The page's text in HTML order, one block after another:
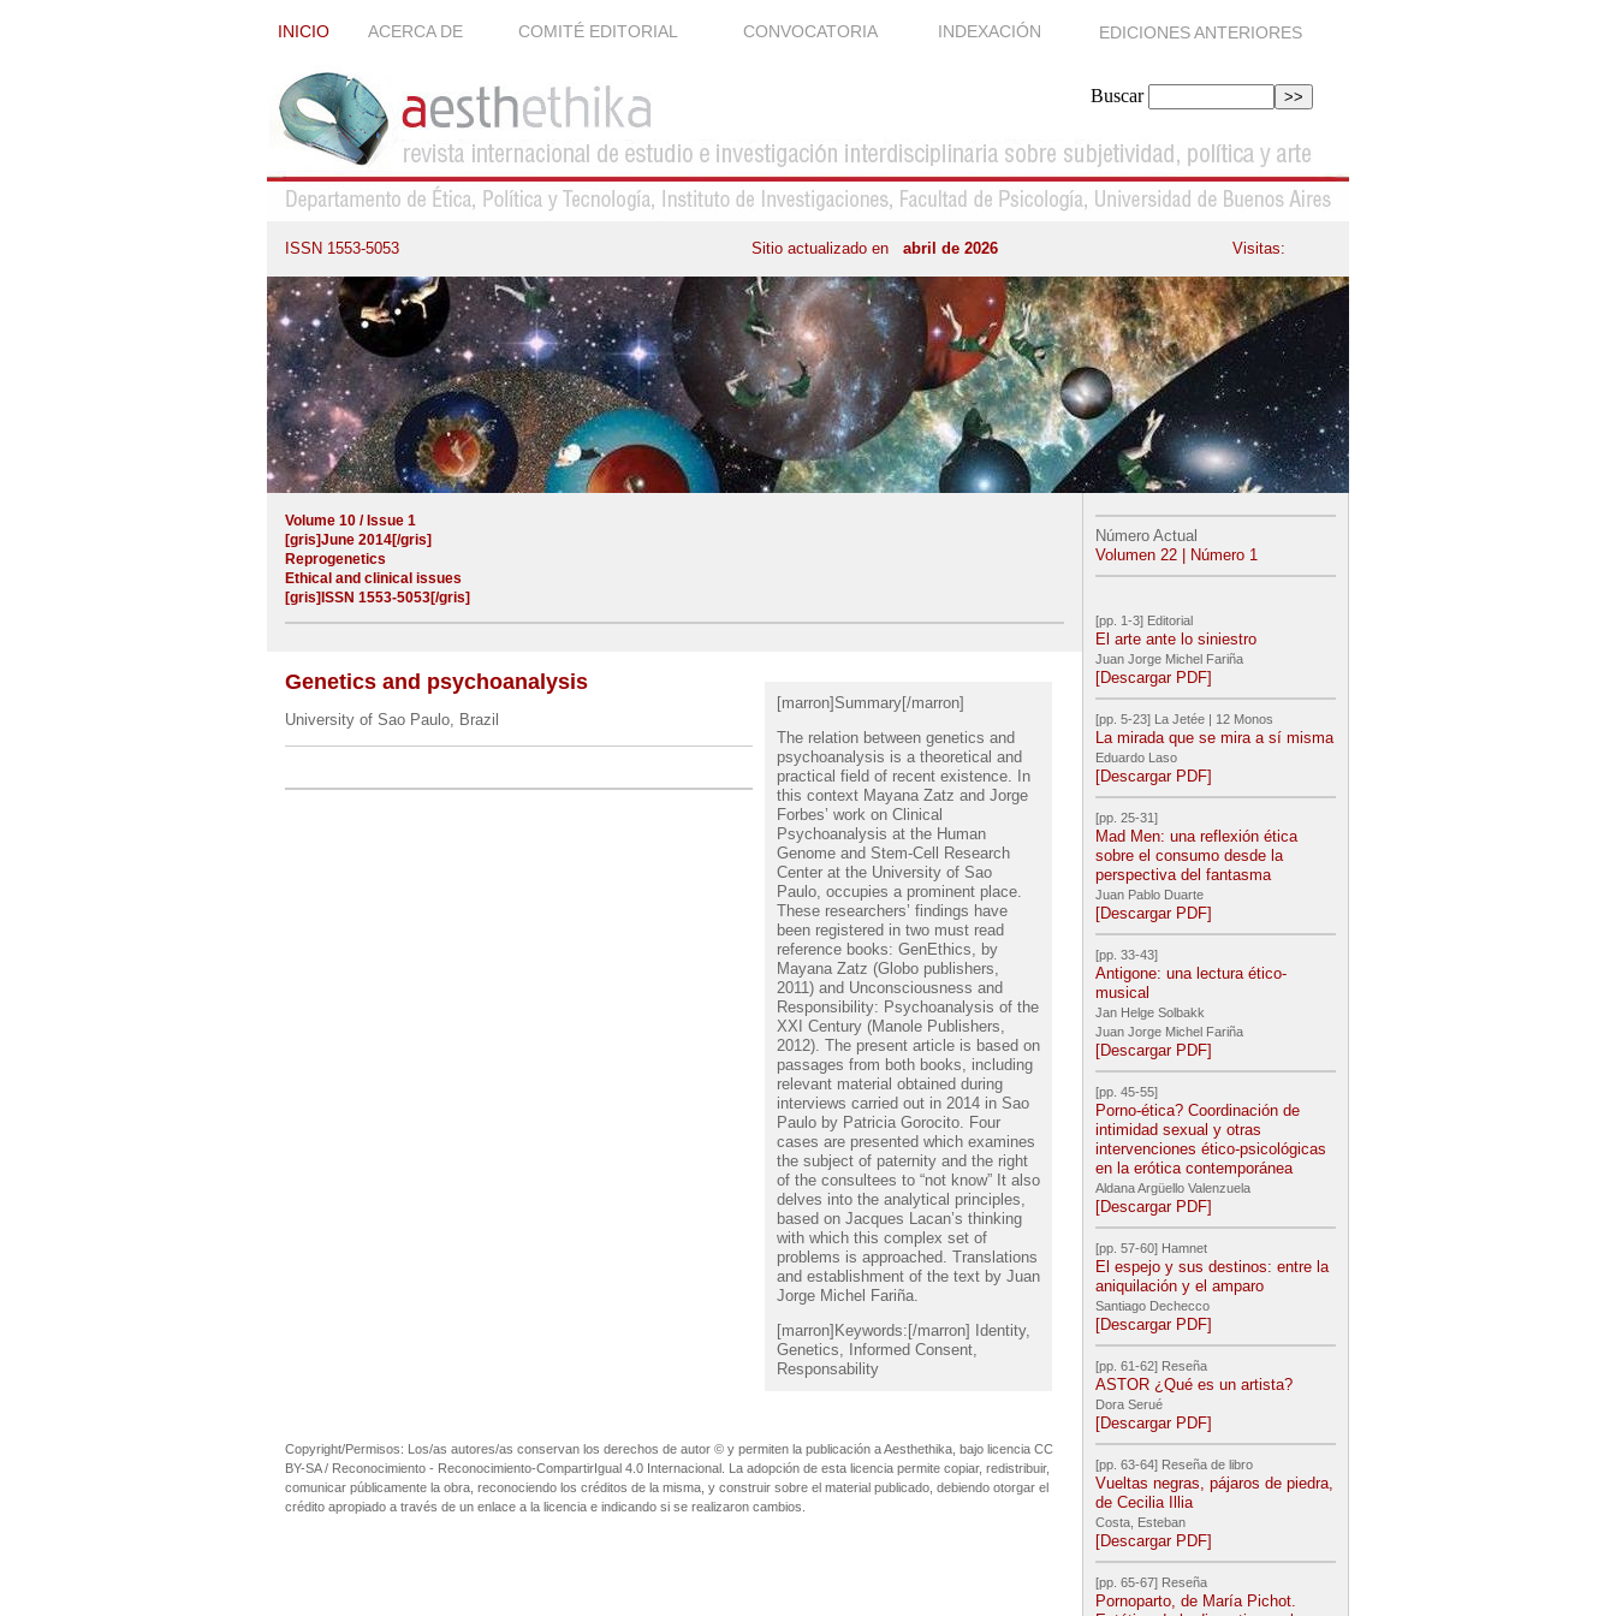
INICIO ACERCA DE COMITÉ EDITORIAL CONVOCATORIA INDEXACIÓN EDICIONES ANTERIORES
Buscar
ISSN 1553-5053 Sitio actualizado en abril de 2026 Visitas:
Volume 10 / Issue 1
[gris]June 2014[/gris]
Reprogenetics
Ethical and clinical issues
[gris]ISSN 1553-5053[/gris]
[marron]Summary[/marron]
The relation between genetics and
psychoanalysis is a theoretical and
practical field of recent existence. In
this context Mayana Zatz and Jorge
Forbes’ work on Clinical
Psychoanalysis at the Human
Genome and Stem-Cell Research
Center at the University of Sao
Paulo, occupies a prominent place.
These researchers’ findings have
been registered in two must read
reference books: GenEthics, by
Mayana Zatz (Globo publishers,
2011) and Unconsciousness and
Responsibility: Psychoanalysis of the
XXI Century (Manole Publishers,
2012). The present article is based on
passages from both books, including
relevant material obtained during
interviews carried out in 2014 in Sao
Paulo by Patricia Gorocito. Four
cases are presented which examines
the subject of paternity and the right
of the consultees to “not know” It also
delves into the analytical principles,
based on Jacques Lacan’s thinking
with which this complex set of
problems is approached. Translations
and establishment of the text by Juan
Jorge Michel Fariña.
[marron]Keywords:[/marron] Identity,
Genetics, Informed Consent,
Responsability
Genetics and psychoanalysis
University of Sao Paulo, Brazil
Copyright/Permisos: Los/as autores/as conservan los derechos de autor © y permiten la publicación a Aesthethika, bajo licencia CC
BY-SA / Reconocimiento - Reconocimiento-CompartirIgual 4.0 Internacional. La adopción de esta licencia permite copiar, redistribuir,
comunicar públicamente la obra, reconociendo los créditos de la misma, y construir sobre el material publicado, debiendo otorgar el
crédito apropiado a través de un enlace a la licencia e indicando si se realizaron cambios.
Número Actual
Volumen 22 | Número 1
[pp. 1-3] Editorial
El arte ante lo siniestro
Juan Jorge Michel Fariña
[Descargar PDF]
[pp. 5-23] La Jetée | 12 Monos
La mirada que se mira a sí misma
Eduardo Laso
[Descargar PDF]
[pp. 25-31]
Mad Men: una reflexión ética
sobre el consumo desde la
perspectiva del fantasma
Juan Pablo Duarte
[Descargar PDF]
[pp. 33-43]
Antigone: una lectura ético-
musical
Jan Helge Solbakk
Juan Jorge Michel Fariña
[Descargar PDF]
[pp. 45-55]
Porno-ética? Coordinación de
intimidad sexual y otras
intervenciones ético-psicológicas
en la erótica contemporánea
Aldana Argüello Valenzuela
[Descargar PDF]
[pp. 57-60] Hamnet
El espejo y sus destinos: entre la
aniquilación y el amparo
Santiago Dechecco
[Descargar PDF]
[pp. 61-62] Reseña
ASTOR ¿Qué es un artista?
Dora Serué
[Descargar PDF]
[pp. 63-64] Reseña de libro
Vueltas negras, pájaros de piedra,
de Cecilia Illia
Costa, Esteban
[Descargar PDF]
[pp. 65-67] Reseña
Pornoparto, de María Pichot.